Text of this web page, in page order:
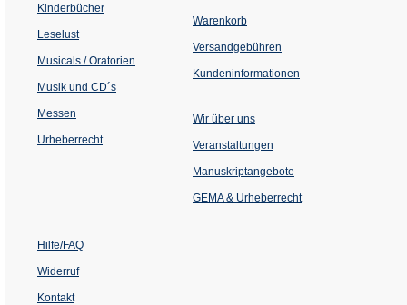
Kinderbücher
Leselust
Musicals / Oratorien
Musik und CD´s
Messen
Urheberrecht
Warenkorb
Versandgebühren
Kundeninformationen
Wir über uns
Veranstaltungen
einem
Tab)
Manuskriptangebote
GEMA & Urheberrecht
Hilfe/FAQ
Widerruf
Kontakt